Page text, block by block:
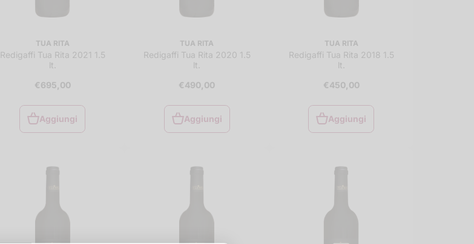
TUA RITA
Redigaffi Tua Rita 2021 1.5
lt.
€695,00
Aggiungi
Aggiungi
TUA RITA
Redigaffi Tua Rita 2020 1.5
lt.
€490,00
Aggiungi
Aggiungi
TUA RITA
Redigaffi Tua Rita 2018 1.5
lt.
€450,00
Aggiungi
Aggiungi